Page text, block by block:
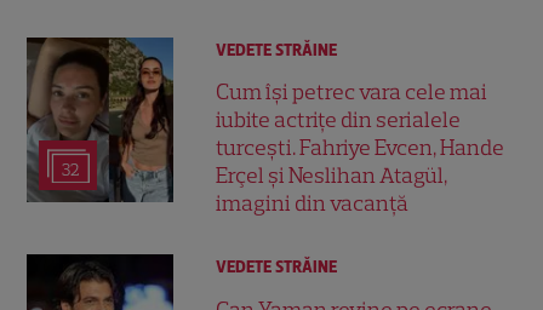
32
VEDETE STRĂINE
Cum își petrec vara cele mai
iubite actrițe din serialele
turcești. Fahriye Evcen, Hande
Erçel și Neslihan Atagül,
imagini din vacanță
VEDETE STRĂINE